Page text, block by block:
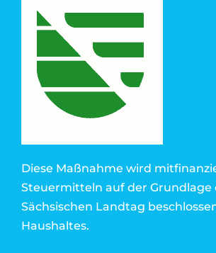
Diese Maßnahme wird
Steuermitteln auf der Grundlage
Sächsischen Landtag
Haushaltes.